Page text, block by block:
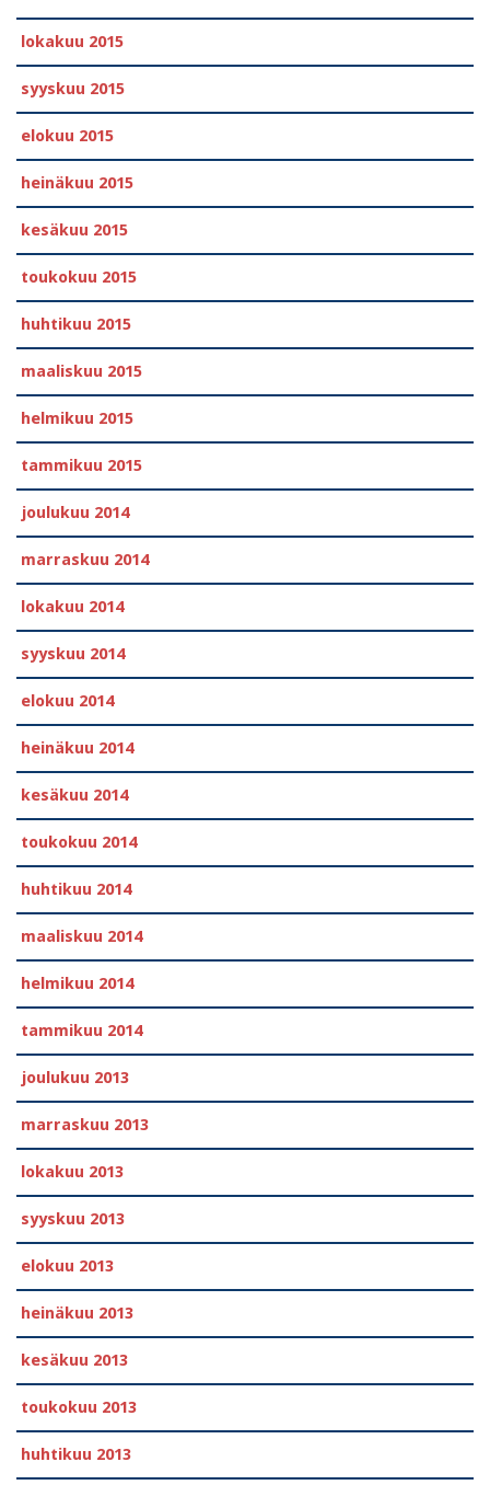
lokakuu 2015
syyskuu 2015
elokuu 2015
heinäkuu 2015
kesäkuu 2015
toukokuu 2015
huhtikuu 2015
maaliskuu 2015
helmikuu 2015
tammikuu 2015
joulukuu 2014
marraskuu 2014
lokakuu 2014
syyskuu 2014
elokuu 2014
heinäkuu 2014
kesäkuu 2014
toukokuu 2014
huhtikuu 2014
maaliskuu 2014
helmikuu 2014
tammikuu 2014
joulukuu 2013
marraskuu 2013
lokakuu 2013
syyskuu 2013
elokuu 2013
heinäkuu 2013
kesäkuu 2013
toukokuu 2013
huhtikuu 2013